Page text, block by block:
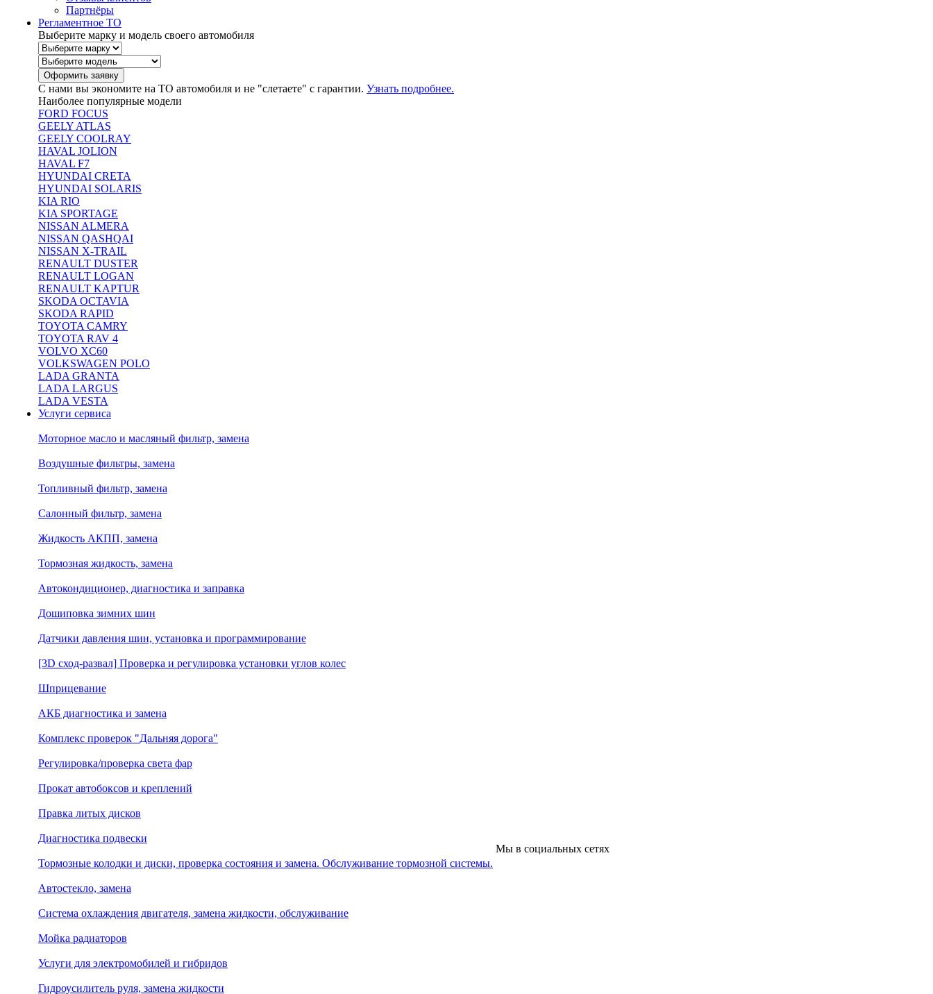
Партнёры
Регламентное ТО
Выберите марку и модель своего автомобиля
С нами вы экономите на ТО автомобиля и не "слетаете" с гарантии. Узнать подробнее.
Наиболее популярные модели
FORD FOCUS
GEELY ATLAS
GEELY COOLRAY
HAVAL JOLION
HAVAL F7
HYUNDAI CRETA
HYUNDAI SOLARIS
KIA RIO
KIA SPORTAGE
NISSAN ALMERA
NISSAN QASHQAI
NISSAN X-TRAIL
RENAULT DUSTER
RENAULT LOGAN
RENAULT KAPTUR
SKODA OCTAVIA
SKODA RAPID
TOYOTA CAMRY
TOYOTA RAV 4
VOLVO XC60
VOLKSWAGEN POLO
LADA GRANTA
LADA LARGUS
LADA VESTA
Услуги сервиса
Моторное масло и масляный фильтр, замена
Воздушные фильтры, замена
Топливный фильтр, замена
Салонный фильтр, замена
Жидкость АКПП, замена
Тормозная жидкость, замена
Автокондиционер, диагностика и заправка
Дошиповка зимних шин
Датчики давления шин, установка и программирование
[3D сход-развал] Проверка и регулировка установки углов колес
Шприцевание
АКБ диагностика и замена
Комплекс проверок "Дальняя дорога"
Регулировка/проверка света фар
Прокат автобоксов и креплений
Правка литых дисков
Диагностика подвески
Тормозные колодки и диски, проверка состояния и замена. Обслуживание тормозной системы.
Автостекло, замена
Система охлаждения двигателя, замена жидкости, обслуживание
Мойка радиаторов
Услуги для электромобилей и гибридов
Гидроусилитель руля, замена жидкости
Мы в социальных сетях